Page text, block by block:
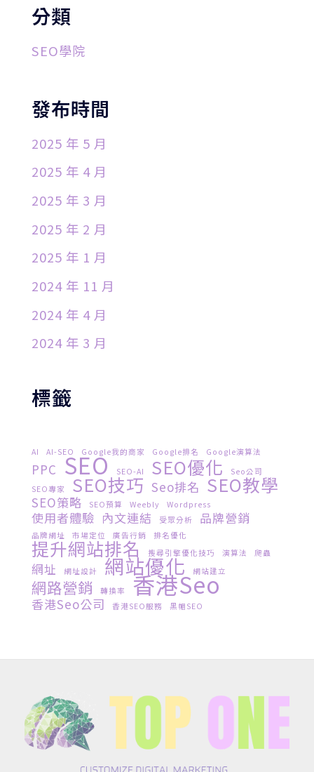
分類
SEO學院
發布時間
2025 年 5 月
2025 年 4 月
2025 年 3 月
2025 年 2 月
2025 年 1 月
2024 年 11 月
2024 年 4 月
2024 年 3 月
標籤
AI AI-SEO Google我的商家 Google排名 Google演算法
PPC SEO SEO-AI SEO優化
Seo公司
SEO專家
SEO技巧 Seo排名 SEO教學
SEO策略 SEO預算 Weebly Wordpress
使用者體驗 內文連結 受眾分析 品牌營銷
品牌網址 市場定位 廣告行銷 排名優化
提升網站排名 搜尋引擎優化技巧 演算法 爬蟲
網址 網址設計 網站優化 網站建立
網路營銷 轉換率 香港seo
香港seo公司 香港SEO服務 黑帽SEO